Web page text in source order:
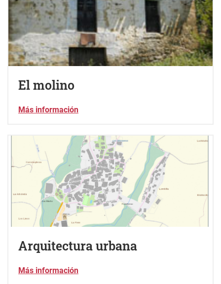
El molino
Más información
Arquitectura urbana
Más información